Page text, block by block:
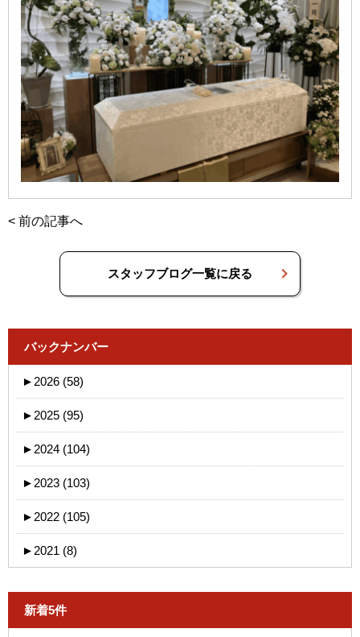
< 前の記事へ
スタッフブログ一覧に戻る
バックナンバー
► 2026 (58)
► 2025 (95)
► 2024 (104)
► 2023 (103)
► 2022 (105)
► 2021 (8)
新着5件